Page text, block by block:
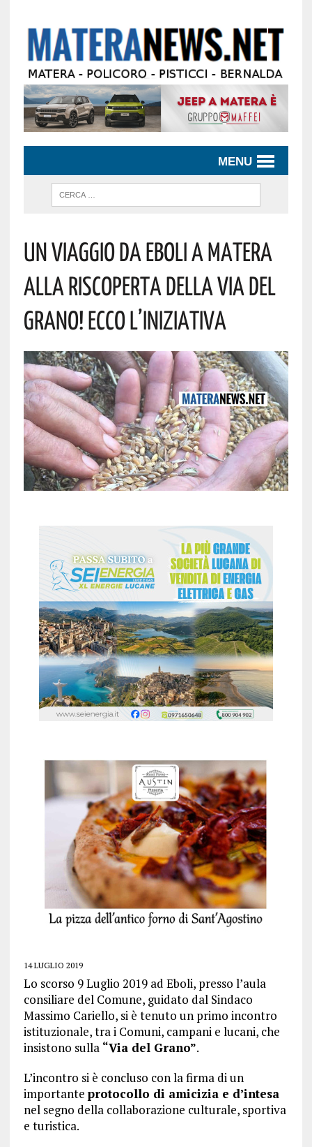
MENU
Un Viaggio Da Eboli A Matera
Alla Riscoperta Della Via Del
Grano! Ecco L’iniziativa
14 LUGLIO 2019
Lo scorso 9 Luglio 2019 ad Eboli, presso l’aula
consiliare del Comune, guidato dal Sindaco
Massimo Cariello, si è tenuto un primo incontro
istituzionale, tra i Comuni, campani e lucani, che
insistono sulla “Via del Grano”.
L’incontro si è concluso con la firma di un
importante protocollo di amicizia e d’intesa
nel segno della collaborazione culturale, sportiva
e turistica.